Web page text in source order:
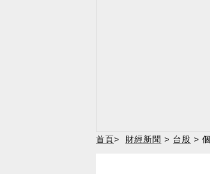
首頁> 財經新聞 > 台股 >